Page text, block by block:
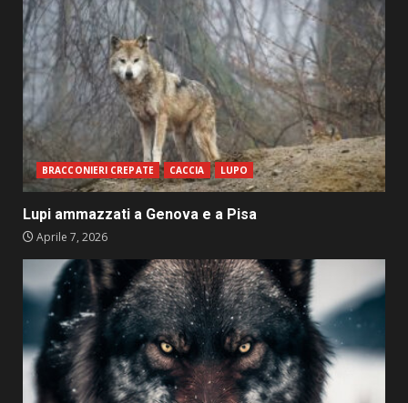
BRACCONIERI CREPATE CACCIA LUPO
Lupi ammazzati a Genova e a Pisa
Aprile 7, 2026